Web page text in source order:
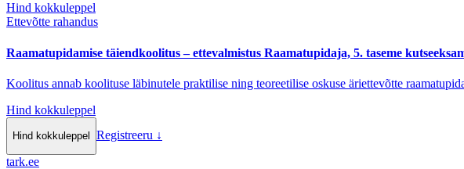
Hind kokkuleppel
Ettevõtte rahandus
Raamatupidamise täiendkoolitus – ettevalmistus Raamatupidaja, 5. taseme
Koolitus annab koolituse läbinutele praktilise ning teoreetilise oskuse äriettevõtte
Hind kokkuleppel
Hind kokkuleppel Registreeru ↓
tark.ee